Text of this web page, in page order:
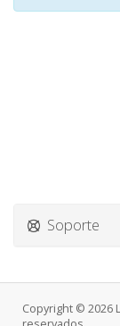
Soporte
Copyright © 2026